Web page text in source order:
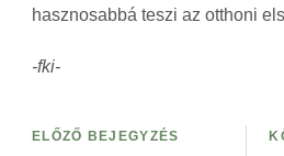
hasznosabbá teszi az otthoni
-fki-
ELŐZŐ BEJEGYZÉS